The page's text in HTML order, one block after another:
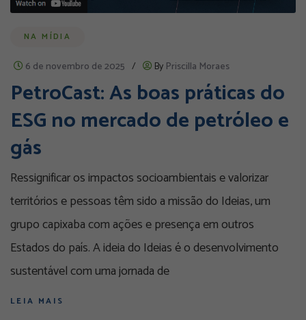
NA MÍDIA
6 de novembro de 2025 / By Priscilla Moraes
PetroCast: As boas práticas do
ESG no mercado de petróleo e
gás
Ressignificar os impactos socioambientais e valorizar
territórios e pessoas têm sido a missão do Ideias, um
grupo capixaba com ações e presença em outros
Estados do país. A ideia do Ideias é o desenvolvimento
sustentável com uma jornada de
LEIA MAIS